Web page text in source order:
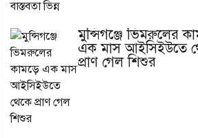
মুন্সিগঞ্জে ভিমরুলের
এক মাস আইসিইউতে
প্রাণ গেল শিশুর